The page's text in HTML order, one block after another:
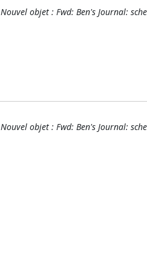
Nouvel objet : Fwd: Ben's Journal:
Nouvel objet : Fwd: Ben's Journal: